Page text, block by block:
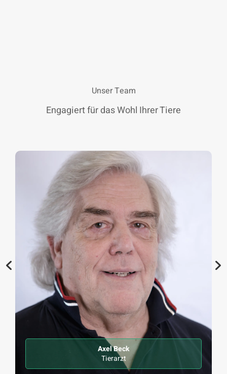
Unser Team
Engagiert für das Wohl Ihrer Tiere
S. Werthan
Tierärztin